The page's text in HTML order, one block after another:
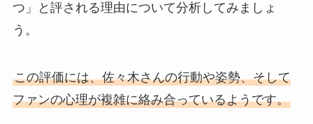
つ」と評される理由について分析してみましょ
う。
この評価には、佐々木さんの行動や姿勢、そして
ファンの心理が複雑に絡み合っているようです。